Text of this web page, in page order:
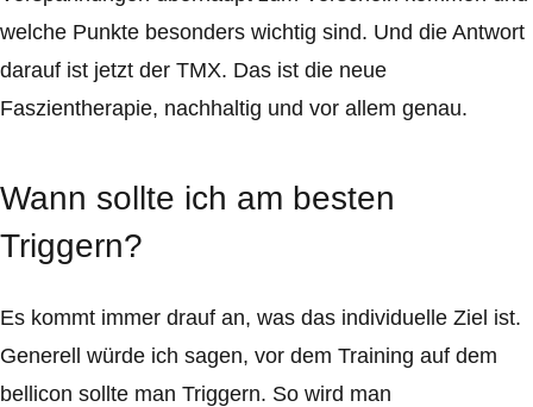
welche Punkte besonders wichtig sind. Und die Antwort
darauf ist jetzt der TMX. Das ist die neue
Faszientherapie, nachhaltig und vor allem genau.
Wann sollte ich am besten
Triggern?
Es kommt immer drauf an, was das individuelle Ziel ist.
Generell würde ich sagen, vor dem Training auf dem
bellicon sollte man Triggern. So wird man